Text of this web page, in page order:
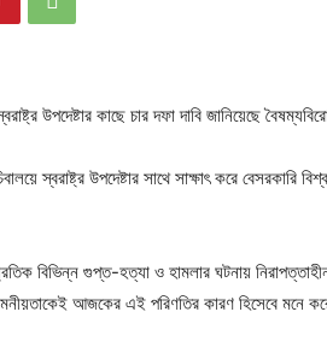
উপদেষ্টার কাছে চার দফা দাবি জানিয়েছে
স্বরাষ্ট্র উপদেষ্টার সাথে সাক্ষাৎ করে বেসরকারি
বিভিন্ন গুপ্ত-হত্যা ও হামলার ঘটনায়
নমনীয়তাকেই আজকের এই পরিণতির কারণ হিসেবে মনে